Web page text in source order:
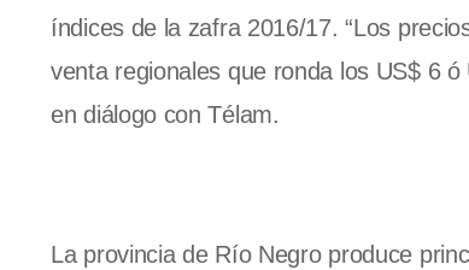
índices de la zafra 2016/17. “Los
venta regionales que ronda los US$ 6
en diálogo con Télam.
La provincia de Río Negro produce